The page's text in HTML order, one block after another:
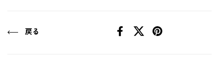
戻る
FacebookX (Twitter)Pinterest